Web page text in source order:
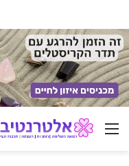
ניווט באתר